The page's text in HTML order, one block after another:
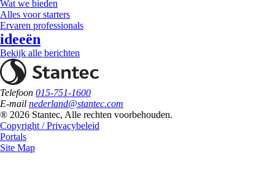
Wat we bieden
Alles voor starters
Ervaren professionals
ideeën
Bekijk alle berichten
Telefoon 015-751-1600
E-mail nederland@stantec.com
® 2026 Stantec, Alle rechten voorbehouden.
Copyright / Privacybeleid
Portals
Site Map